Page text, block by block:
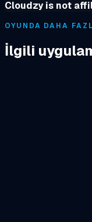
Cloudzy is not
OYUNDA DAHA
İlgili